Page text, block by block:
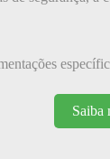
Saiba